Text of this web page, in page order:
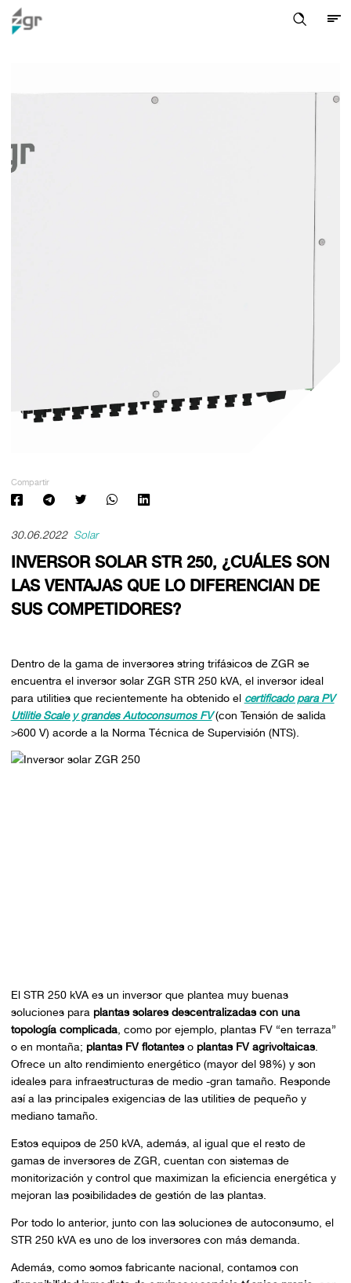
Compartir
30.06.2022 Solar
INVERSOR SOLAR STR 250, ¿CUÁLES SON
LAS VENTAJAS QUE LO DIFERENCIAN DE
SUS COMPETIDORES?
Dentro de la gama de inversores string trifásicos de ZGR se
encuentra el inversor solar ZGR STR 250 kVA, el inversor ideal
para utilities que recientemente ha obtenido el certificado para PV
Utilitie Scale y grandes Autoconsumos FV(con Tensión de salida
>600 V) acorde a la Norma Técnica de Supervisión (NTS).
El STR 250 kVA es un inversor que plantea muy buenas
soluciones para plantas solares descentralizadas con una
topología complicada, como por ejemplo, plantas FV “en terraza”
o en montaña; plantas FV flotanteso plantas FV agrivoltaicas.
Ofrece un alto rendimiento energético (mayor del 98%) y son
ideales para infraestructuras de medio -gran tamaño. Responde
así a las principales exigencias de las utilities de pequeño y
mediano tamaño.
Estos equipos de 250 kVA, además, al igual que el resto de
gamas de inversores de ZGR, cuentan con sistemas de
monitorización y control que maximizan la eficiencia energética y
mejoran las posibilidades de gestión de las plantas.
Por todo lo anterior, junto con las soluciones de autoconsumo, el
STR 250 kVA es uno de los inversores con más demanda.
Además, como somos fabricante nacional, contamos con